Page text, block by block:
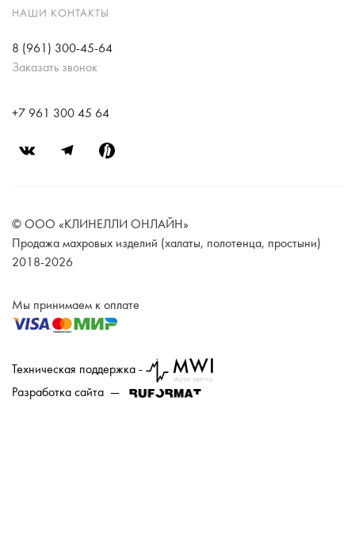
НАШИ КОНТАКТЫ
8 (961) 300-45-64
Заказать звонок
+7 961 300 45 64
© ООО «КЛИНЕЛЛИ ОНЛАЙН»
Продажа махровых изделий (халаты, полотенца, простыни)
2018-2026
Мы принимаем к оплате
Техническая поддержка -
Разработка сайта —